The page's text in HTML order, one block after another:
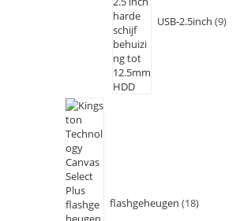
USB-2.5inch 9
flashgeheugen 18